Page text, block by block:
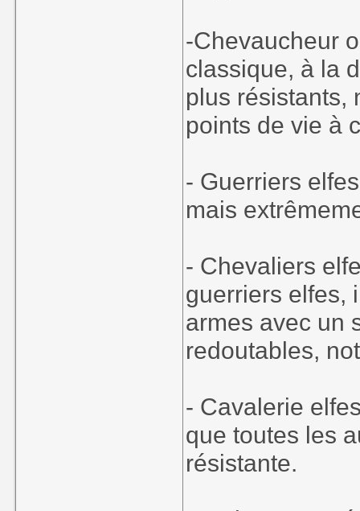
-Chevaucheur
classique, à la
plus résistants,
points de vie à
- Guerriers
mais
- Chevaliers
guerriers elfes,
armes avec un
redoutables,
- Cavalerie
que toutes les
résistante.